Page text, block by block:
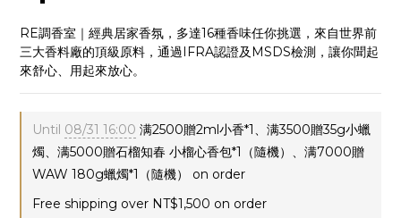
RE調香室｜經典居家香氛，多達16種香味任你挑選，來自世界前
三大香料廠的頂級原料，通過IFRA認證及MSDS檢測，讓你聞起
來舒心、用起來放心。
Until 08/31 16:00 满2500贈2ml小香*1、满3500贈35g小蠟
燭、满5000贈石榴知春 小榴心香包*1（隨機）、满7000贈
WAW 180g蠟燭*1（隨機） on order
Free shipping over NT$1,500 on order